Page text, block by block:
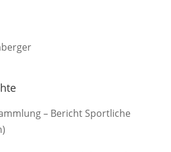
– Bericht Sportliche